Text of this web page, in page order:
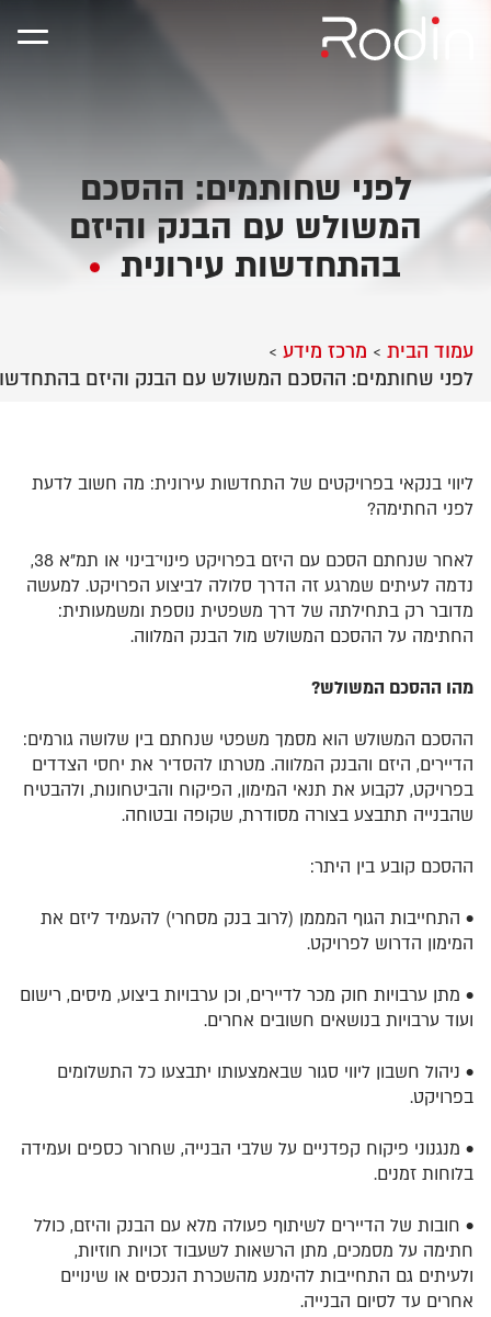
לפני שחותמים: ההסכם
המשולש עם הבנק והיזם
בהתחדשות עירונית
עמוד הבית > מרכז מידע >
לפני שחותמים: ההסכם המשולש עם הבנק והיזם
ליווי בנקאי בפרויקטים של התחדשות עירונית: מה חשוב לדעת
לפני החתימה?
לאחר שנחתם הסכם עם היזם בפרויקט פינוי־בינוי או תמ”א 38,
נדמה לעיתים שמרגע זה הדרך סלולה לביצוע הפרויקט. למעשה
מדובר רק בתחילתה של דרך משפטית נוספת ומשמעותית:
החתימה על ההסכם המשולש מול הבנק המלווה.
מהו ההסכם המשולש?
ההסכם המשולש הוא מסמך משפטי שנחתם בין שלושה גורמים:
הדיירים, היזם והבנק המלווה. מטרתו להסדיר את יחסי הצדדים
בפרויקט, לקבוע את תנאי המימון, הפיקוח והביטחונות, ולהבטיח
שהבנייה תתבצע בצורה מסודרת, שקופה ובטוחה.
ההסכם קובע בין היתר:
• התחייבות הגוף המממן (לרוב בנק מסחרי) להעמיד ליזם את
המימון הדרוש לפרויקט.
• מתן ערבויות חוק מכר לדיירים, וכן ערבויות ביצוע, מיסים, רישום
ועוד ערבויות בנושאים חשובים אחרים.
• ניהול חשבון ליווי סגור שבאמצעותו יתבצעו כל התשלומים
בפרויקט.
• מנגנוני פיקוח קפדניים על שלבי הבנייה, שחרור כספים ועמידה
בלוחות זמנים.
• חובות של הדיירים לשיתוף פעולה מלא עם הבנק והיזם, כולל
חתימה על מסמכים, מתן הרשאות לשעבוד זכויות חוזיות,
ולעיתים גם התחייבות להימנע מהשכרת הנכסים או שינויים
אחרים עד לסיום הבנייה.